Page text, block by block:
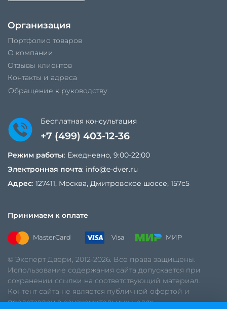
Организация
Портфолио товаров
О компании
Отзывы клиентов
Контакты и адреса
Обращение к руководству
Бесплатная консультация
+7 (499) 403-12-36
Режим работы: Ежедневно, 9:00-22:00
Электронная почта: info@e-dver.ru
Адрес: 127411, Москва, Дмитровское шоссе, 157с5
Принимаем к оплате
MasterCard Visa МИР
© Эксперт Двери, 2012-2026. Все права защищены.
Использование содержания сайта допускается при
сохранении ссылки на соответствующий материал.
Контент сайта не является публичной офертой и
представлен в ознакомительных целях.